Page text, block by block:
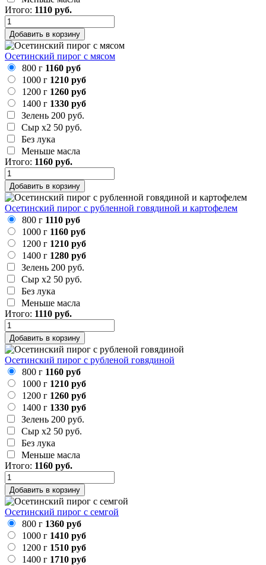
Итого: 1110 руб.
Добавить в корзину
Осетинский пирог с мясом
800 г 1160 руб
1000 г 1210 руб
1200 г 1260 руб
1400 г 1330 руб
Зелень 200 руб.
Сыр х2 50 руб.
Без лука
Меньше масла
Итого: 1160 руб.
Добавить в корзину
Осетинский пирог с рубленной говядиной и картофелем
800 г 1110 руб
1000 г 1160 руб
1200 г 1210 руб
1400 г 1280 руб
Зелень 200 руб.
Сыр х2 50 руб.
Без лука
Меньше масла
Итого: 1110 руб.
Добавить в корзину
Осетинский пирог с рубленой говядиной
800 г 1160 руб
1000 г 1210 руб
1200 г 1260 руб
1400 г 1330 руб
Зелень 200 руб.
Сыр х2 50 руб.
Без лука
Меньше масла
Итого: 1160 руб.
Добавить в корзину
Осетинский пирог с семгой
800 г 1360 руб
1000 г 1410 руб
1200 г 1510 руб
1400 г 1710 руб